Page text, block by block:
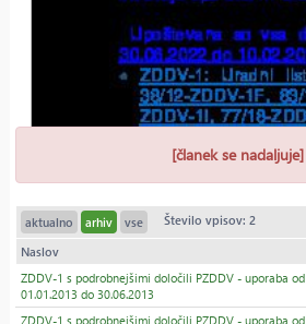
[članek se nadaljuje]
aktualno arhiv vse Število vpisov: 2
Naslov
ZDDV-1 s podrobnejšimi določili PZDDV - uporaba od
01.01.2013 do 30.06.2013
ZDDV-1 s podrobnejšimi določili PZDDV - uporaba od